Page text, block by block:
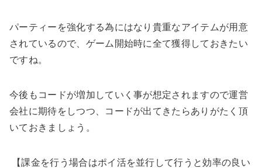
パーティーを強化する為にはなり貴重なアイテムが用意
されているので、ゲーム開始時に全て獲得しておきたい
ですね。
今後もコードが増加していく事が想定されますので運営
会社に期待をしつつ、コードが出てきたらありがたく頂
いておきましょう。
【課金を行う場合はポイ活を並行して行うと効率の良い